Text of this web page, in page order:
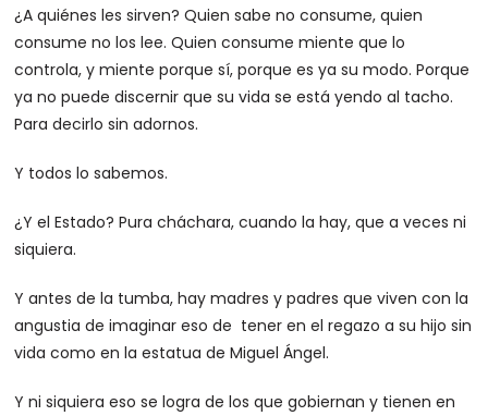
¿A quiénes les sirven? Quien sabe no consume, quien
consume no los lee. Quien consume miente que lo
controla, y miente porque sí, porque es ya su modo. Porque
ya no puede discernir que su vida se está yendo al tacho.
Para decirlo sin adornos.
Y todos lo sabemos.
¿Y el Estado? Pura cháchara, cuando la hay, que a veces ni
siquiera.
Y antes de la tumba, hay madres y padres que viven con la
angustia de imaginar eso de tener en el regazo a su hijo sin
vida como en la estatua de Miguel Ángel.
Y ni siquiera eso se logra de los que gobiernan y tienen en